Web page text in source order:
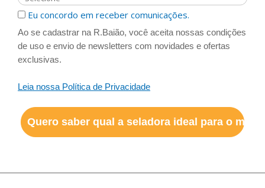
Eu concordo em receber comunicações.
Ao se cadastrar na R.Baião, você aceita nossas condições
de uso e envio de newsletters com novidades e ofertas
exclusivas.
Leia nossa Política de Privacidade
Quero saber qual a seladora ideal para o meu